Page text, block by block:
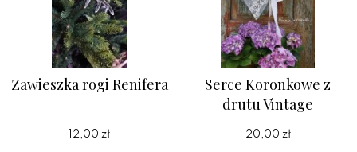
Zawieszka rogi Renifera
12,00 zł
Serce Koronkowe z
drutu Vintage
20,00 zł